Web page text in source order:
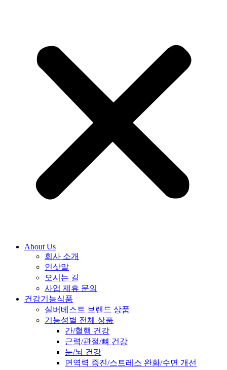
About Us
회사 소개
인삿말
오시는 길
사업 제휴 문의
건강기능식품
실버베스트 브랜드 상품
기능성별 전체 상품
간/혈행 건강
근력/관절/뼈 건강
눈/뇌 건강
면역력 증진/스트레스 완화/수면 개선